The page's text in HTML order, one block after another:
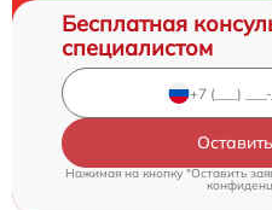
Бесплатная
специалистом
Нажимая на кнопку "Оставить